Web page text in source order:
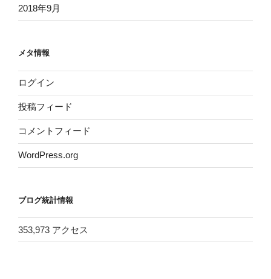
2018年9月
メタ情報
ログイン
投稿フィード
コメントフィード
WordPress.org
ブログ統計情報
353,973 アクセス